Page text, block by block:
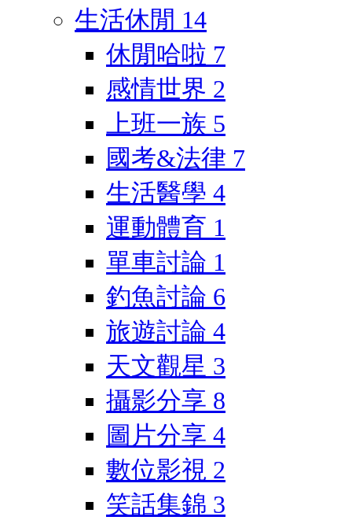
生活休閒 14
休閒哈啦 7
感情世界 2
上班一族 5
國考&法律 7
生活醫學 4
運動體育 1
單車討論 1
釣魚討論 6
旅遊討論 4
天文觀星 3
攝影分享 8
圖片分享 4
數位影視 2
笑話集錦 3